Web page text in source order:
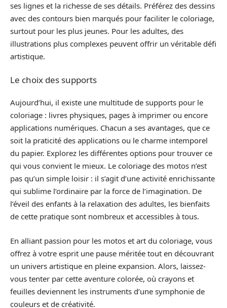
ses lignes et la richesse de ses détails. Préférez des dessins
avec des contours bien marqués pour faciliter le coloriage,
surtout pour les plus jeunes. Pour les adultes, des
illustrations plus complexes peuvent offrir un véritable défi
artistique.
Le choix des supports
Aujourd’hui, il existe une multitude de supports pour le
coloriage : livres physiques, pages à imprimer ou encore
applications numériques. Chacun a ses avantages, que ce
soit la praticité des applications ou le charme intemporel
du papier. Explorez les différentes options pour trouver ce
qui vous convient le mieux. Le coloriage des motos n’est
pas qu’un simple loisir : il s’agit d’une activité enrichissante
qui sublime l’ordinaire par la force de l’imagination. De
l’éveil des enfants à la relaxation des adultes, les bienfaits
de cette pratique sont nombreux et accessibles à tous.
En alliant passion pour les motos et art du coloriage, vous
offrez à votre esprit une pause méritée tout en découvrant
un univers artistique en pleine expansion. Alors, laissez-
vous tenter par cette aventure colorée, où crayons et
feuilles deviennent les instruments d’une symphonie de
couleurs et de créativité.